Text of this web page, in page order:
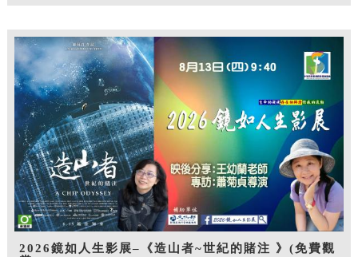
2026鏡如人生影展–《造山者~世紀的賭注 》(免費觀